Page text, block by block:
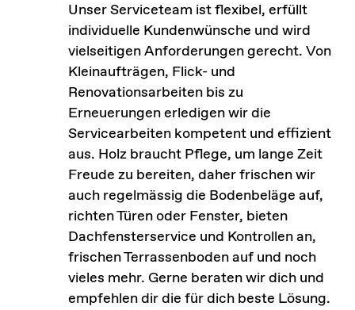
Unser Serviceteam ist flexibel, erfüllt
individuelle Kundenwünsche und wird
vielseitigen Anforderungen gerecht. Von
Kleinaufträgen, Flick- und
Renovationsarbeiten bis zu
Erneuerungen erledigen wir die
Servicearbeiten kompetent und effizient
aus. Holz braucht Pflege, um lange Zeit
Freude zu bereiten, daher frischen wir
auch regelmässig die Bodenbeläge auf,
richten Türen oder Fenster, bieten
Dachfensterservice und Kontrollen an,
frischen Terrassenboden auf und noch
vieles mehr. Gerne beraten wir dich und
empfehlen dir die für dich beste Lösung.